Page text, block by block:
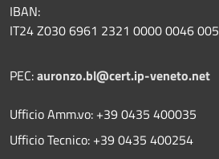
IBAN:
IT24 Z030 6961 2321 0000 0046 005
PEC:auronzo.bl@cert.ip-veneto.net
Ufficio Amm.vo: +39 0435 400035
Ufficio Tecnico: +39 0435 400254